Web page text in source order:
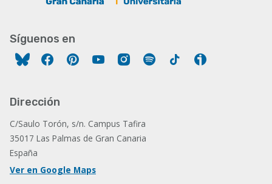
Síguenos en
FacebookPinterestYouTubeInstagram
Spotify Tiktok
Dirección
C/Saulo Torón, s/n. Campus Tafira
35017 Las Palmas de Gran Canaria
España
Ver en Google Maps